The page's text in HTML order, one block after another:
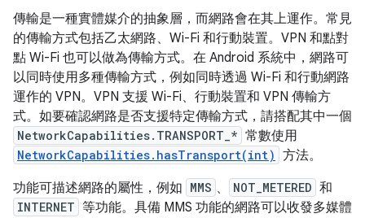
傳輸是一種實體媒介的抽象層，而網路會在其上運作。常見
的傳輸方式包括乙太網路、Wi-Fi 和行動裝置。VPN 和點對
點 Wi-Fi 也可以做為傳輸方式。在 Android 系統中，網路可
以同時使用多種傳輸方式，例如同時透過 Wi-Fi 和行動網路
運作的 VPN。VPN 支援 Wi-Fi、行動裝置和 VPN 傳輸方
式。如要確認網路是否支援特定傳輸方式，請搭配其中一個
NetworkCapabilities.TRANSPORT_* 常數使用
NetworkCapabilities.hasTransport(int) 方法。
功能可描述網路的屬性，例如 MMS 、 NOT_METERED 和
INTERNET 等功能。具備 MMS 功能的網路可以收發多媒體